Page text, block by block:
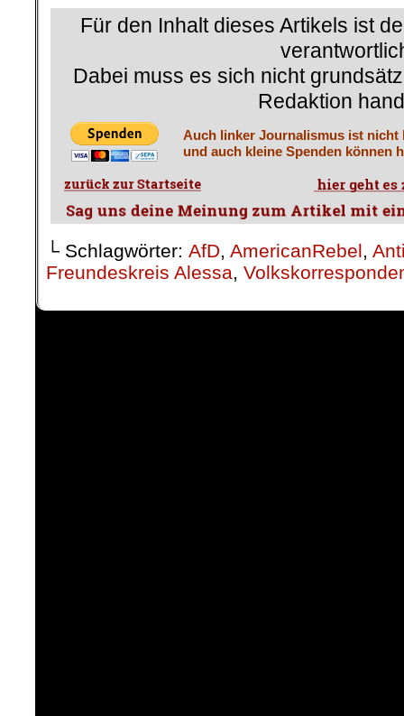
Für den Inhalt dieses Artikels ist
Dabei muss es sich nicht
Redaktion
Auch linker Journalismus ist nicht
und auch kleine Spenden können
└ Schlagwörter: AfD, AmericanRebel,
Freundeskreis Alessa,